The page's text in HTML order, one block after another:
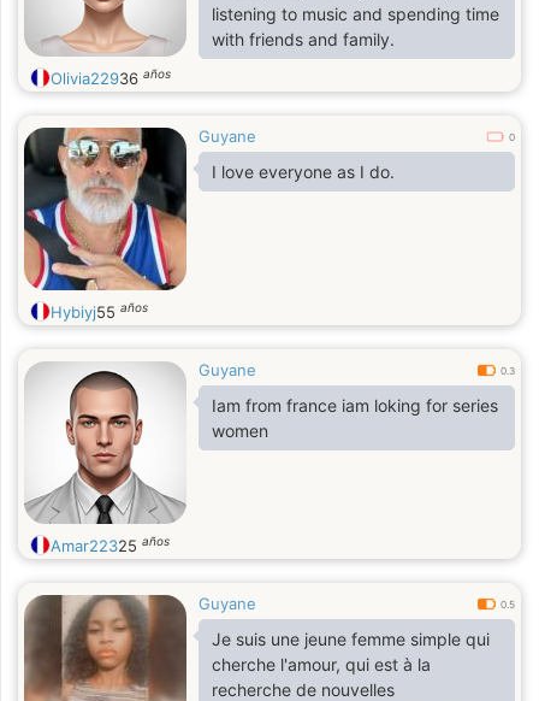
listening to music and spending time
with friends and family.
Olivia22936 años
Guyane 0
I love everyone as I do.
Hybiyj55 años
Guyane 0.3
Iam from france iam loking for series
women
Amar22325 años
Guyane 0.5
Je suis une jeune femme simple qui
cherche l'amour, qui est à la
recherche de nouvelles